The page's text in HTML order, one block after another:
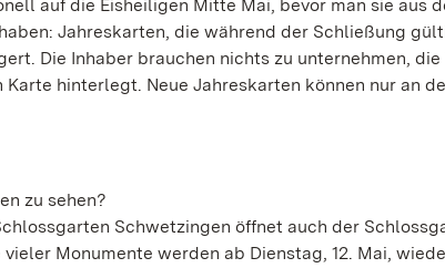
auf die Eisheiligen Mitte Mai, bevor man sie aus
Jahreskarten, die während der Schließung
Die Inhaber brauchen nichts zu unternehmen,
hinterlegt. Neue Jahreskarten können nur an
zu sehen?
Schwetzingen öffnet auch der
vieler Monumente werden ab Dienstag, 12. Mai,